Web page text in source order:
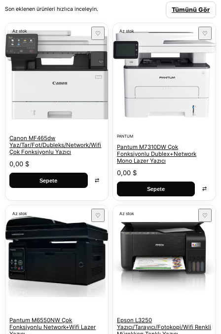
Son eklenen ürünleri hızlıca inceleyin. Tümünü Gör
Az stok ♡
Canon MF465dw
Yaz/Tar/Fot/Dubleks/Network/Wifi
Çok Fonksiyonlu Yazıcı
0,00 $
Sepete ⇄
Az stok ♡
PANTUM
Pantum M7310DW Çok
Fonksiyonlu Dublex+Network
Mono Lazer Yazıcı
0,00 $
Sepete ⇄
Az stok ♡
Pantum M6550NW Çok
Fonksiyonlu Network+Wifi Lazer
Az stok ♡
Epson L3250
Yazıcı/Tarayıcı/Fotokopi/Wifi Renkli